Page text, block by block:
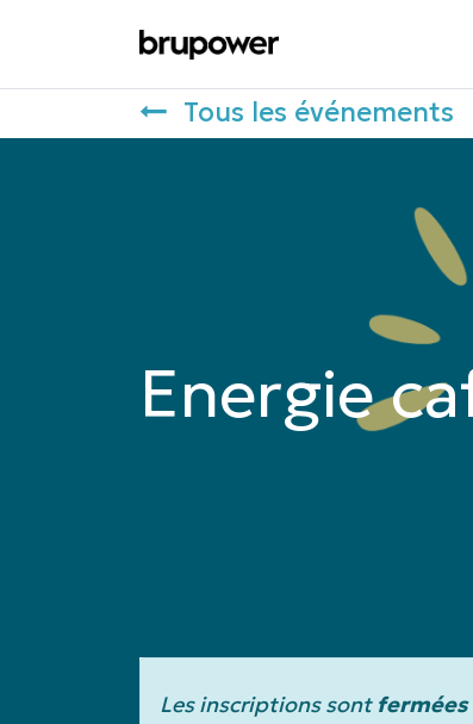
Tous les événements
Energie
Les inscriptions sont fermées